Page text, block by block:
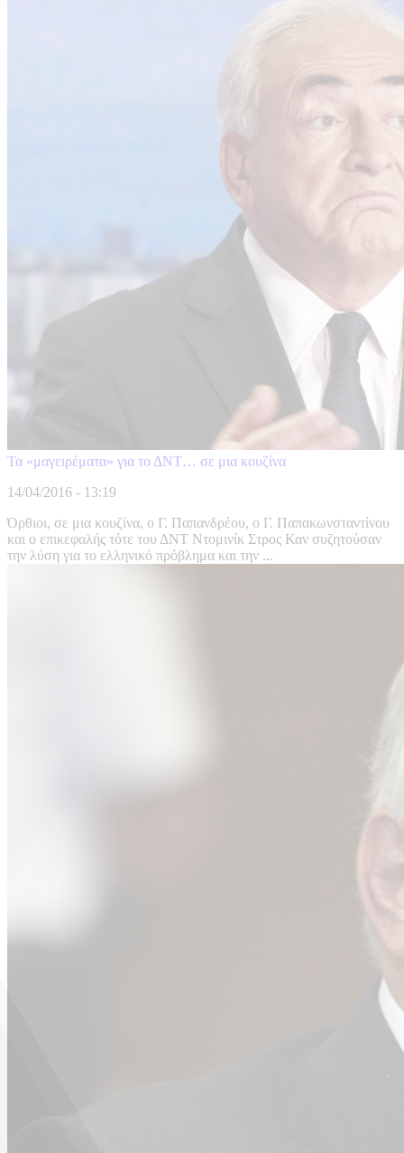
Τα «μαγειρέματα» για το ΔΝΤ… σε μια κουζίνα
14/04/2016 - 13:19
Όρθιοι, σε μια κουζίνα, ο Γ. Παπανδρέου, ο Γ. Παπακωνσταντίνου
και ο επικεφαλής τότε του ΔΝΤ Ντομινίκ Στρος Καν συζητούσαν
την λύση για το ελληνικό πρόβλημα και την ...